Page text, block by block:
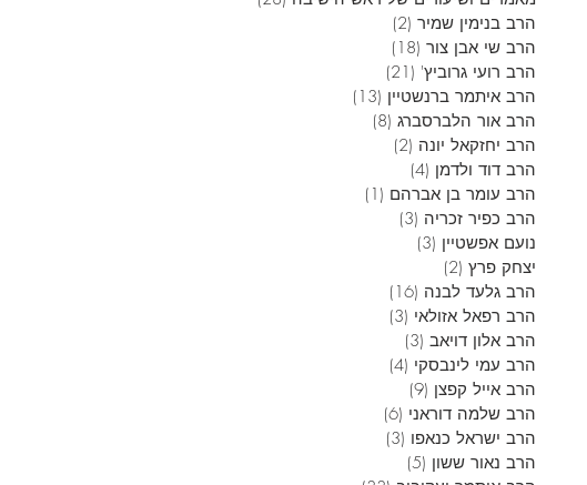
הרב בנימין שמיר (2)
הרב שי אבן צור (18)
הרב רועי גרוביץ' (21)
הרב איתמר ברנשטיין (13)
הרב אור הלברסברג (8)
הרב יחזקאל יונה (2)
הרב דוד ולדמן (4)
הרב עומר בן אברהם (1)
הרב כפיר זכריה (3)
נועם אפשטיין (3)
יצחק פרץ (2)
הרב גלעד לבנה (16)
הרב רפאל אזולאי (3)
הרב אלון דויאב (3)
הרב עמי לינבסקי (4)
הרב אייל קפצן (9)
הרב שלמה דוראני (6)
הרב ישראל כנאפו (3)
הרב נאור ששון (5)